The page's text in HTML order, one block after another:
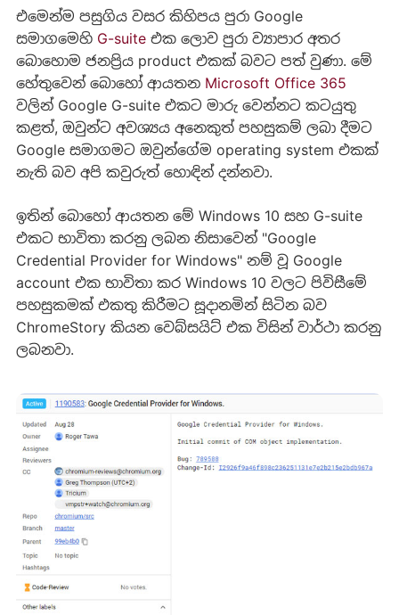
එමෙන්ම පසුගිය වසර කිහිපය පුරා Google
සමාගමෙහි G-suiteඑක ලොව පුරා ව්‍යාපාර අතර
බොහොම ජනප්‍රිය product එකක් බවට පත් වුණා. මේ
හේතුවෙන් බොහෝ ආයතන Microsoft Office 365
වලින් Google G-suite එකට මාරු වෙන්නට කටයුතු
කළත්, ඔවුන්ට අවශ්‍යය අනෙකුත් පහසුකම් ලබා දීමට
Google සමාගමට ඔවුන්ගේම operating system එකක්
නැති බව අපි කවුරුත් හොඳින් දන්නවා.
ඉතින් බොහෝ ආයතන මේ Windows 10 සහ G-suite
එකට භාවිතා කරනු ලබන නිසාවෙන් "Google
Credential Provider for Windows" නම් වූ Google
account එක භාවිතා කර Windows 10 වලට පිවිසීමේ
පහසුකමක් එකතු කිරීමට සූදානමින් සිටින බව
ChromeStory කියන වෙබ්සයිට් එක විසින් වාර්ථා කරනු
ලබනවා.